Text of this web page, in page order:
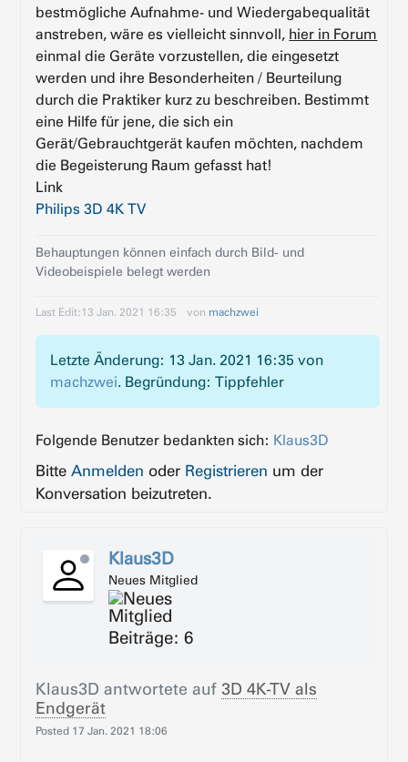
bestmögliche Aufnahme- und Wiedergabequalität
anstreben, wäre es vielleicht sinnvoll, hier in Forum
einmal die Geräte vorzustellen, die eingesetzt
werden und ihre Besonderheiten / Beurteilung
durch die Praktiker kurz zu beschreiben. Bestimmt
eine Hilfe für jene, die sich ein
Gerät/Gebrauchtgerät kaufen möchten, nachdem
die Begeisterung Raum gefasst hat!
Link
Philips 3D 4K TV
Behauptungen können einfach durch Bild- und
Videobeispiele belegt werden
Last Edit:13 Jan. 2021 16:35 von machzwei
Letzte Änderung: 13 Jan. 2021 16:35 von
machzwei. Begründung: Tippfehler
Folgende Benutzer bedankten sich: Klaus3D
BitteAnmelden oder Registrieren um der
Konversation beizutreten.
Klaus3D
Neues Mitglied
Beiträge: 6
Klaus3D antwortete auf3D 4K-TV als
Endgerät
Posted 17 Jan. 2021 18:06